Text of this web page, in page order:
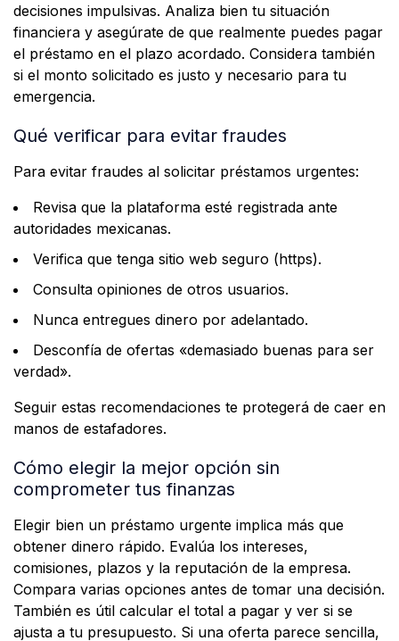
decisiones impulsivas. Analiza bien tu situación
financiera y asegúrate de que realmente puedes pagar
el préstamo en el plazo acordado. Considera también
si el monto solicitado es justo y necesario para tu
emergencia.
Qué verificar para evitar fraudes
Para evitar fraudes al solicitar préstamos urgentes:
Revisa que la plataforma esté registrada ante
autoridades mexicanas.
Verifica que tenga sitio web seguro (https).
Consulta opiniones de otros usuarios.
Nunca entregues dinero por adelantado.
Desconfía de ofertas «demasiado buenas para ser
verdad».
Seguir estas recomendaciones te protegerá de caer en
manos de estafadores.
Cómo elegir la mejor opción sin
comprometer tus finanzas
Elegir bien un préstamo urgente implica más que
obtener dinero rápido. Evalúa los intereses,
comisiones, plazos y la reputación de la empresa.
Compara varias opciones antes de tomar una decisión.
También es útil calcular el total a pagar y ver si se
ajusta a tu presupuesto. Si una oferta parece sencilla,